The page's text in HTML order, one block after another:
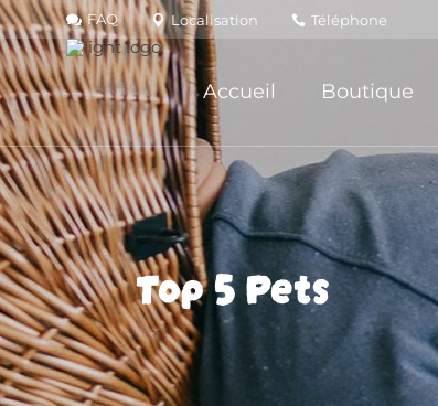
FAQ Localisation Téléphone
Accueil Boutique
Top 5 Pets